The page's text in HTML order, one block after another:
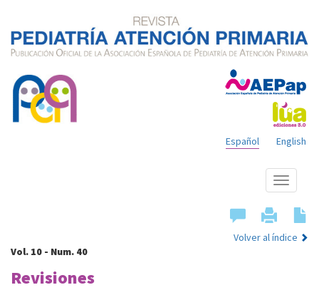
English
Español
Mostrar
menú
Volver al índice
Vol. 10 - Num. 40
Revisiones